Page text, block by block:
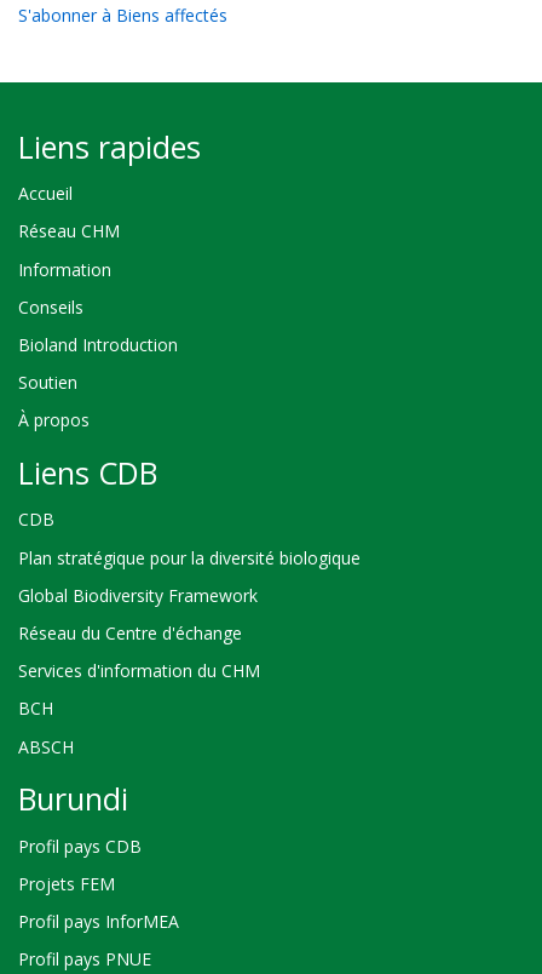
S'abonner à Biens affectés
Liens rapides
Accueil
Réseau CHM
Information
Conseils
Bioland Introduction
Soutien
À propos
Liens CDB
CDB
Plan stratégique pour la diversité biologique
Global Biodiversity Framework
Réseau du Centre d'échange
Services d'information du CHM
BCH
ABSCH
Burundi
Profil pays CDB
Projets FEM
Profil pays InforMEA
Profil pays PNUE